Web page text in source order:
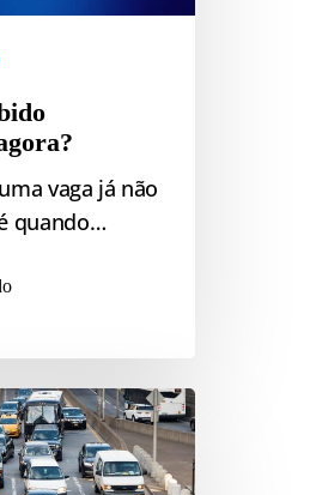
vaga já não
quando…